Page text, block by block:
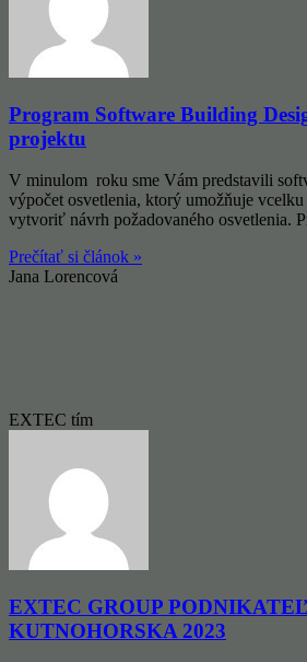
Program Software Building
projektu
V minulom roku sme Vám predstavili
výpočet osvetlenia, ktorý umožňuje
vytvoriť návrh požadovaného osvetlenia.
Prečítať si článok »
Jana Lorencová
EXTEC tím
EXTEC GROUP
KUTNOHORSKA 2023